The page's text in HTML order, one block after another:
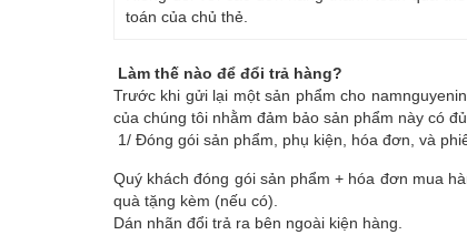
toán của chủ thẻ.
Làm thế nào để đổi trả hàng?
Trước khi gửi lại một sản phẩm cho
của chúng tôi nhằm đảm bảo sản phẩm này có
1/ Đóng gói sản phẩm, phụ kiện, hóa đơn, và
Quý khách đóng gói sản phẩm + hóa đơn mua
quà tặng kèm (nếu có).
Dán nhãn đổi trả ra bên ngoài kiện hàng.